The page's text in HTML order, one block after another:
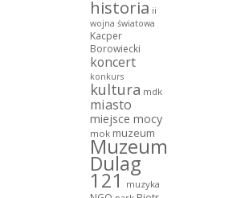
historia ii
wojna światowa
Kacper
Borowiecki
koncert
konkurs
kultura mdk
miasto
miejsce mocy
mok muzeum
Muzeum
Dulag
121 muzyka